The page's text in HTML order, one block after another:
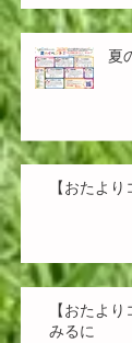
夏
【おたよ
【おたよ
みるに